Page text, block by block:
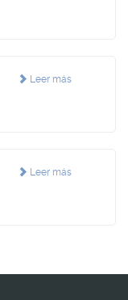
Leer más
Leer más